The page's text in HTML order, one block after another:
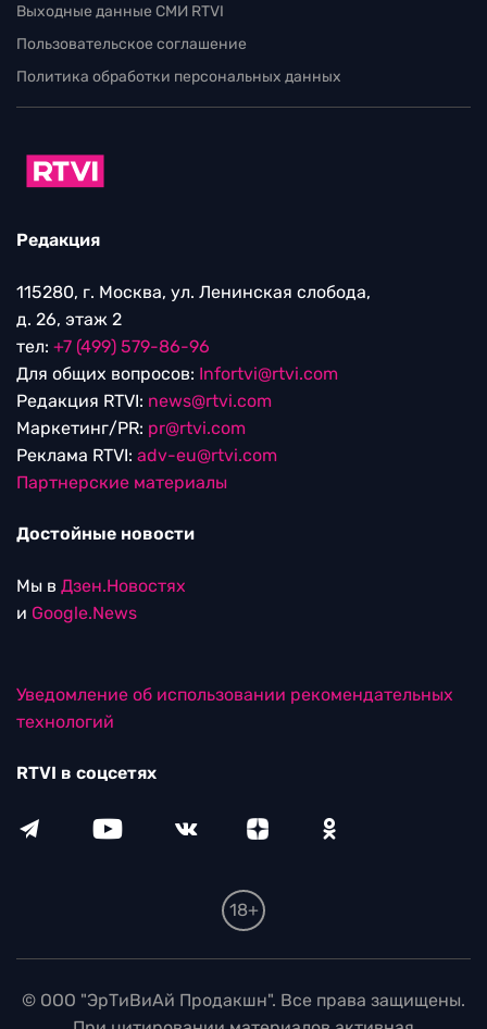
Выходные данные СМИ RTVI
Пользовательское соглашение
Политика обработки персональных данных
Редакция
115280, г. Москва, ул. Ленинская слобода,
д. 26, этаж 2
тел: +7 (499) 579-86-96
Для общих вопросов: Infortvi@rtvi.com
Редакция RTVI: news@rtvi.com
Маркетинг/PR: pr@rtvi.com
Реклама RTVI: adv-eu@rtvi.com
Партнерские материалы
Достойные новости
Мы в Дзен.Новостях
и Google.News
Уведомление об использовании рекомендательных
технологий
RTVI в соцсетях
18+
© ООО "ЭрТиВиАй Продакшн". Все права защищены.